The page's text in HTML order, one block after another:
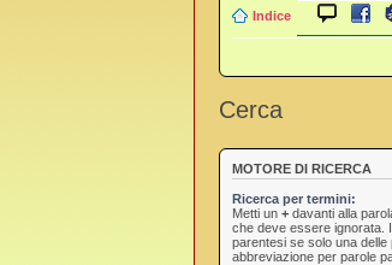
Indice
Cerca
MOTORE DI RICERCA
Ricerca per termini:
Metti un + davanti alla
che deve essere ignorata.
parentesi se solo una
abbreviazione per parole